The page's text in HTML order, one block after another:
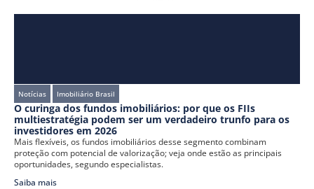
Notícias Imobiliário Brasil
O curinga dos fundos imobiliários: por que os FIIs
multiestratégia podem ser um verdadeiro trunfo para os
investidores em 2026
Mais flexíveis, os fundos imobiliários desse segmento combinam
proteção com potencial de valorização; veja onde estão as principais
oportunidades, segundo especialistas.
Saiba mais